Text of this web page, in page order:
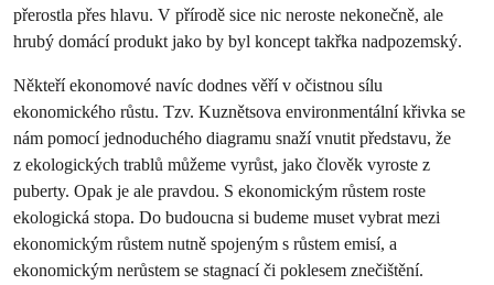
přerostla přes hlavu. V přírodě sice nic neroste nekonečně, ale
hrubý domácí produkt jako by byl koncept takřka nadpozemský.
Někteří ekonomové navíc dodnes věří v očistnou sílu
ekonomického růstu. Tzv. Kuznětsova environmentální křivka se
nám pomocí jednoduchého diagramu snaží vnutit představu, že
z ekologických trablů můžeme vyrůst, jako člověk vyroste z
puberty. Opak je ale pravdou. S ekonomickým růstem roste
ekologická stopa. Do budoucna si budeme muset vybrat mezi
ekonomickým růstem nutně spojeným s růstem emisí, a
ekonomickým nerůstem se stagnací či poklesem znečištění.